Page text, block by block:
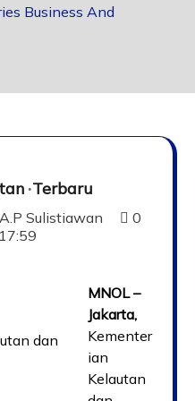
Business And
Terbaru
A.P Sulistiawan
0
17:59
dan
MNOL –
Jakarta,
Kementer
ian
Kelautan